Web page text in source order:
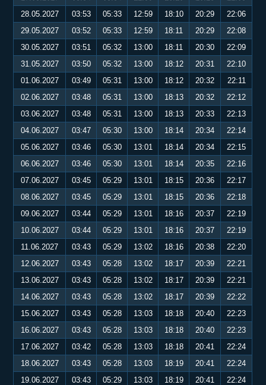
28.05.2027
03:53 05:33 12:59 18:10 20:29
22:06
29.05.2027
03:52 05:33 12:59 18:11 20:29
22:08
30.05.2027
03:51 05:32 13:00 18:11 20:30
22:09
31.05.2027
03:50 05:32 13:00 18:12 20:31
22:10
01.06.2027
03:49 05:31 13:00 18:12 20:32
22:11
02.06.2027
03:48 05:31 13:00 18:13 20:32
22:12
03.06.2027
03:48 05:31 13:00 18:13 20:33
22:13
04.06.2027
03:47 05:30 13:00 18:14 20:34
22:14
05.06.2027
03:46 05:30 13:01 18:14 20:34
22:15
06.06.2027
03:46 05:30 13:01 18:14 20:35
22:16
07.06.2027
03:45 05:29 13:01 18:15 20:36
22:17
08.06.2027
03:45 05:29 13:01 18:15 20:36
22:18
09.06.2027
03:44 05:29 13:01 18:16 20:37
22:19
10.06.2027
03:44 05:29 13:01 18:16 20:37
22:19
11.06.2027
03:43 05:29 13:02 18:16 20:38
22:20
12.06.2027
03:43 05:28 13:02 18:17 20:39
22:21
13.06.2027
03:43 05:28 13:02 18:17 20:39
22:21
14.06.2027
03:43 05:28 13:02 18:17 20:39
22:22
15.06.2027
03:43 05:28 13:03 18:18 20:40
22:23
16.06.2027
03:43 05:28 13:03 18:18 20:40
22:23
17.06.2027
03:42 05:28 13:03 18:18 20:41
22:24
18.06.2027
03:43 05:28 13:03 18:19 20:41
22:24
19.06.2027
03:43 05:29 13:03 18:19 20:41
22:24